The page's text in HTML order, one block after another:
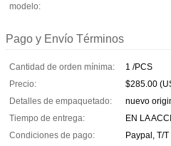
modelo:
Pago y Envío Términos
Cantidad de orden mínima:
1 /PCS
Precio:
$285.00
Detalles de empaquetado:
nuevo
Tiempo de entrega:
EN LA
Condiciones de pago:
Paypal, T/